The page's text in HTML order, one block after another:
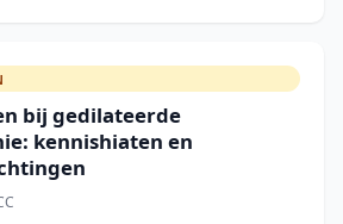
bij gedilateerde
kennishiaten en